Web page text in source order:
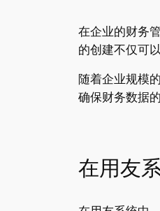
在企业的财务
的创建不仅可
随着企业规模
确保财务数据
在用友